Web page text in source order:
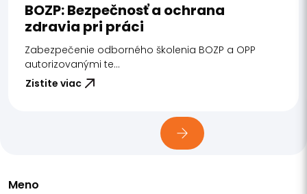
BOZP: Bezpečnosť a ochrana
zdravia pri práci
Zabezpečenie odborného školenia BOZP a OPP
autorizovanými te...
Zistite viac
Meno